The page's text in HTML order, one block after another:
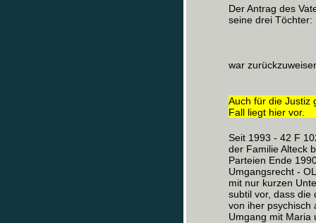
Der Antrag des
seine drei Töchter:
war
Auch für die Justiz
Fall liegt hier vor.
Seit 1993 - 42 F
der Familie Alteck
Parteien Ende
Umgangsrecht -
mit nur kurzen
subtil vor, dass die
von iher psychisch
Umgang mit Maria